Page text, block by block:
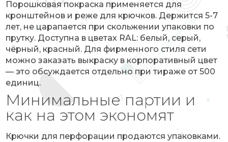
Порошковая покраска применяется для
кронштейнов и реже для крючков. Держится 5-7
лет, не царапается при скольжении упаковки по
прутку. Доступна в цветах RAL: белый, серый,
чёрный, красный. Для фирменного стиля сети
можно заказать выкраску в корпоративный цвет
— это обсуждается отдельно при тираже от 500
единиц.
Минимальные партии и
как на этом экономят
Крючки для перфорации продаются упаковками.